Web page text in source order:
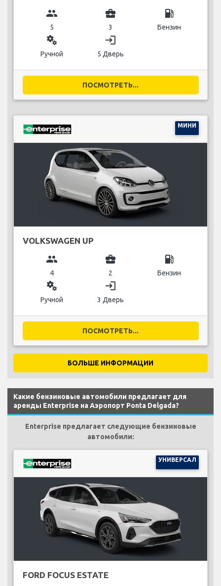
group
5
business_center
3
local_gas_station
Бензин
miscellaneous_services
Ручной
login
5 Дверь
ПОСМОТРЕТЬ...
МИНИ
VOLKSWAGEN UP
group
4
business_center
2
local_gas_station
Бензин
miscellaneous_services
Ручной
login
3 Дверь
ПОСМОТРЕТЬ...
БОЛЬШЕ ИНФОРМАЦИИ
Какие бензиновые автомобили предлагает для
аренды Enterprise на Аэропорт Ponta Delgada?
Enterprise предлагает следующие бензиновые
автомобили:
УНИВЕРСАЛ
FORD FOCUS ESTATE